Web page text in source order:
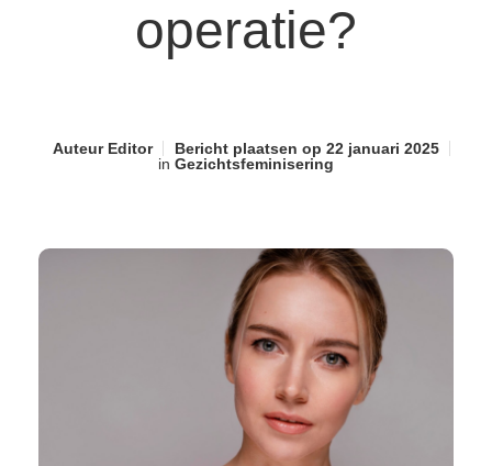
operatie?
AuteurEditor Bericht plaatsen op 22 januari 2025
in Gezichtsfeminisering